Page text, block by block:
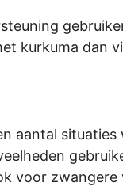
kurkuma dan
aantal
voor